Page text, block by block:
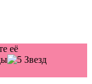
её